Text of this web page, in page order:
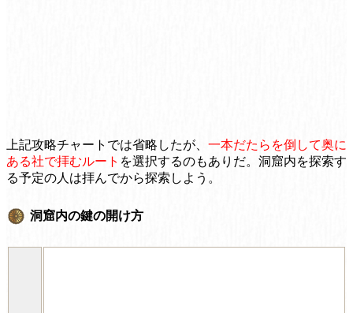
上記攻略チャートでは省略したが、 一本だたらを倒して奥に
ある社で拝むルート を選択するのもありだ。洞窟内を探索す
る予定の人は拝んでから探索しよう。
洞窟内の鍵の開け方